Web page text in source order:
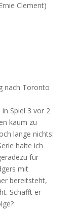
Clement)
nach Toronto
Spiel 3 vor 2
kaum zu
lange nichts:
halte ich
für
mit
bereitsteht,
Schafft er